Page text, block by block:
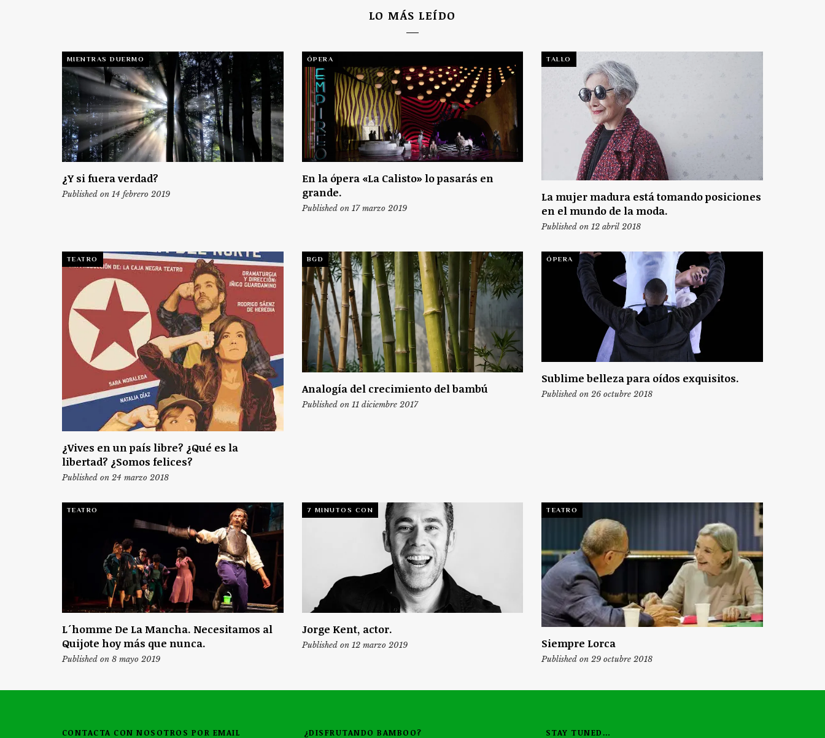
LO MÁS LEÍDO
MIENTRAS DUERMO
¿Y si fuera verdad?
Published on 14 febrero 2019
ÓPERA
En la ópera «La Calisto» lo pasarás en
grande.
Published on 17 marzo 2019
TALLO
La mujer madura está tomando posiciones
en el mundo de la moda.
Published on 12 abril 2018
TEATRO
¿Vives en un país libre? ¿Qué es la
libertad? ¿Somos felices?
Published on 24 marzo 2018
BGD
Analogía del crecimiento del bambú
Published on 11 diciembre 2017
ÓPERA
Sublime belleza para oídos exquisitos.
Published on 26 octubre 2018
TEATRO
L´homme De La Mancha. Necesitamos al
Quijote hoy más que nunca.
Published on 8 mayo 2019
7 MINUTOS CON
Jorge Kent, actor.
Published on 12 marzo 2019
TEATRO
Siempre Lorca
Published on 29 octubre 2018
CONTACTA CON NOSOTROS POR EMAIL ¿DISFRUTANDO BAMBOO? STAY TUNED…